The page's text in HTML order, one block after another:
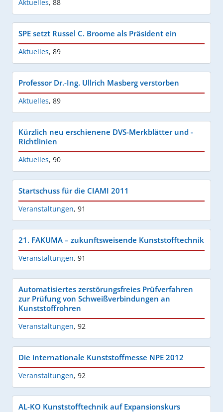
Aktuelles, 88
SPE setzt Russel C. Broome als Präsident ein
Aktuelles, 89
Professor Dr.-Ing. Ullrich Masberg verstorben
Aktuelles, 89
Kürzlich neu erschienene DVS-Merkblätter und -
Richtlinien
Aktuelles, 90
Startschuss für die CIAMI 2011
Veranstaltungen, 91
21. FAKUMA – zukunftsweisende Kunststofftechnik
Veranstaltungen, 91
Automatisiertes zerstörungsfreies Prüfverfahren
zur Prüfung von Schweißverbindungen an
Kunststoffrohren
Veranstaltungen, 92
Die internationale Kunststoffmesse NPE 2012
Veranstaltungen, 92
AL-KO Kunststofftechnik auf Expansionskurs